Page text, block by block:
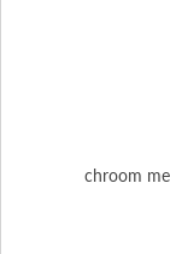
chroom